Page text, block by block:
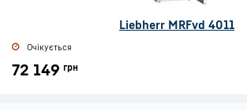
Liebherr MRFvd 4011
Очікується
72 149 грн